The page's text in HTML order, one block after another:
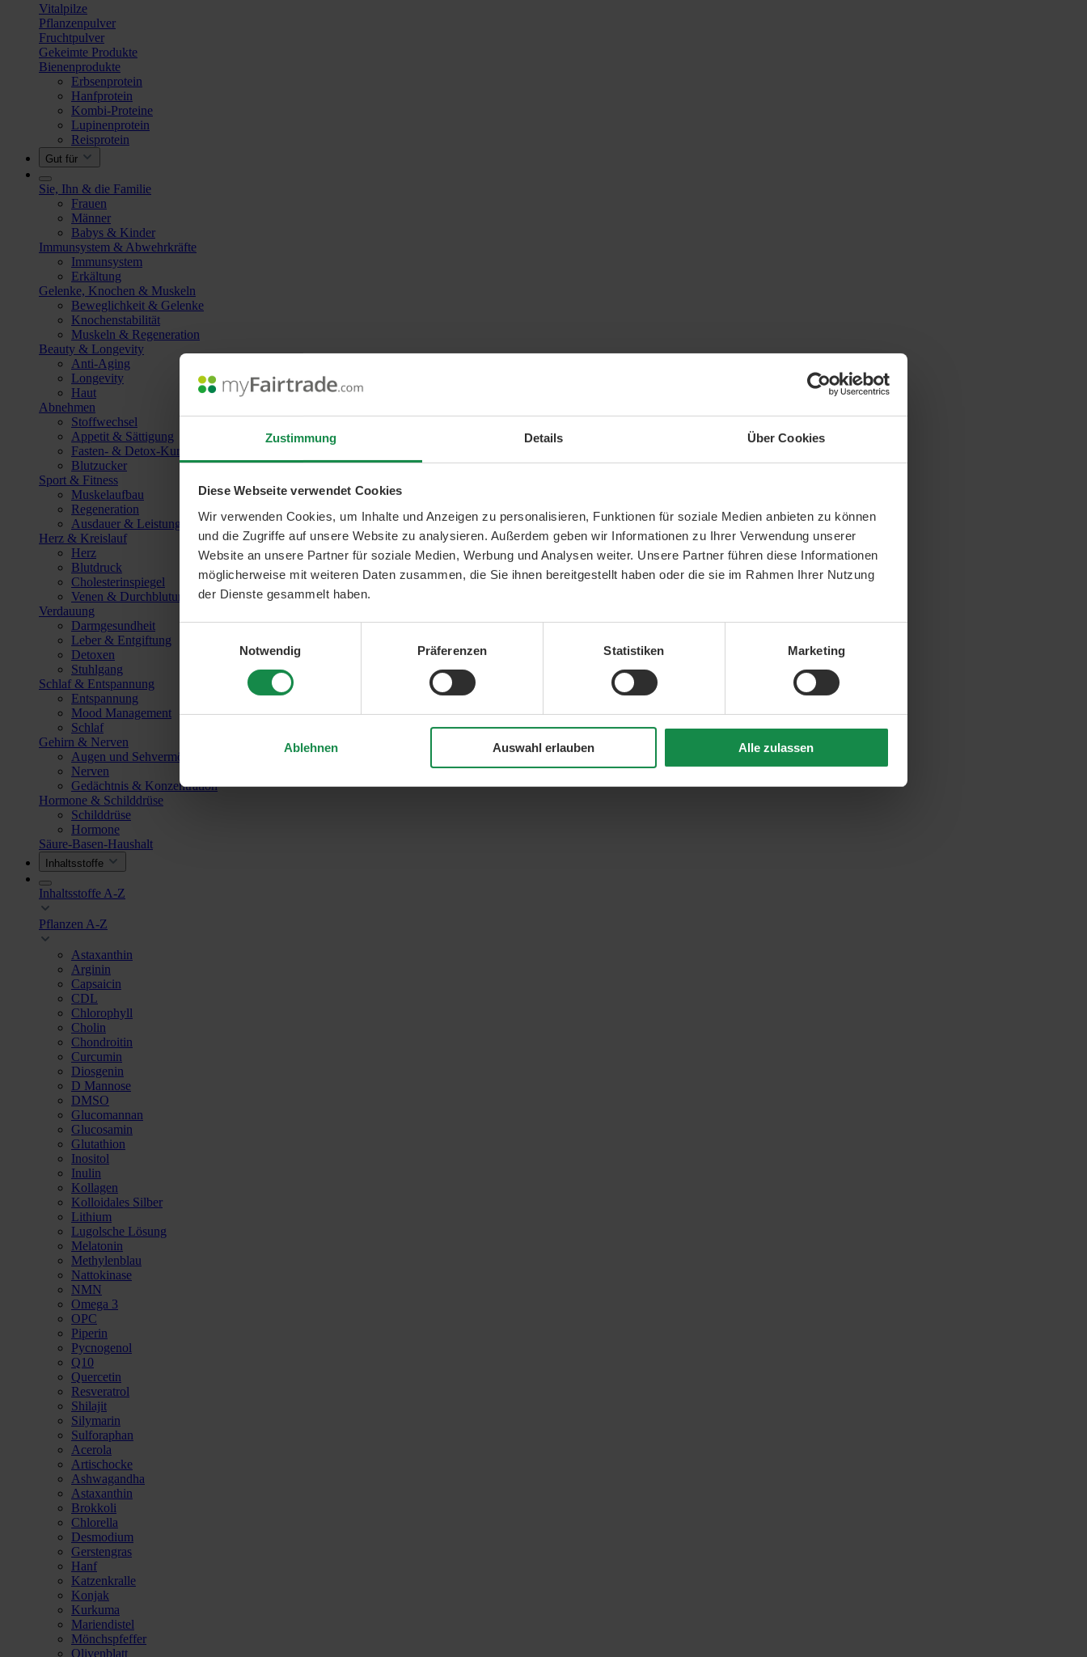
Zustimmung Details Über Cookies
Diese Webseite verwendet Cookies
Wir verwenden Cookies, um Inhalte und Anzeigen zu personalisieren, Funktionen für soziale Medien anbieten zu können
und die Zugriffe auf unsere Website zu analysieren. Außerdem geben wir Informationen zu Ihrer Verwendung unserer
Website an unsere Partner für soziale Medien, Werbung und Analysen weiter. Unsere Partner führen diese Informationen
möglicherweise mit weiteren Daten zusammen, die Sie ihnen bereitgestellt haben oder die sie im Rahmen Ihrer Nutzung
der Dienste gesammelt haben.
Notwendig
Präferenzen Statistiken Marketing
Ablehnen Auswahl erlauben Alle zulassen
Vitalpilze
Pflanzenpulver
Fruchtpulver
Gekeimte Produkte
Bienenprodukte
Erbsenprotein
Hanfprotein
Kombi-Proteine
Lupinenprotein
Reisprotein
Gut für
Sie, Ihn & die Familie
Frauen
Männer
Babys & Kinder
Immunsystem & Abwehrkräfte
Immunsystem
Erkältung
Gelenke, Knochen & Muskeln
Beweglichkeit & Gelenke
Knochenstabilität
Muskeln & Regeneration
Beauty & Longevity
Anti-Aging
Longevity
Haut
Abnehmen
Stoffwechsel
Appetit & Sättigung
Fasten- & Detox-Kuren
Blutzucker
Sport & Fitness
Muskelaufbau
Regeneration
Ausdauer & Leistungssteigerung
Herz & Kreislauf
Herz
Blutdruck
Cholesterinspiegel
Venen & Durchblutung
Verdauung
Darmgesundheit
Leber & Entgiftung
Detoxen
Stuhlgang
Schlaf & Entspannung
Entspannung
Mood Management
Schlaf
Gehirn & Nerven
Augen und Sehvermögen
Nerven
Gedächtnis & Konzentration
Hormone & Schilddrüse
Schilddrüse
Hormone
Säure-Basen-Haushalt
Inhaltsstoffe
Inhaltsstoffe A-Z
Pflanzen A-Z
Astaxanthin
Arginin
Capsaicin
CDL
Chlorophyll
Cholin
Chondroitin
Curcumin
Diosgenin
D Mannose
DMSO
Glucomannan
Glucosamin
Glutathion
Inositol
Inulin
Kollagen
Kolloidales Silber
Lithium
Lugolsche Lösung
Melatonin
Methylenblau
Nattokinase
NMN
Omega 3
OPC
Piperin
Pycnogenol
Q10
Quercetin
Resveratrol
Shilajit
Silymarin
Sulforaphan
Acerola
Artischocke
Ashwagandha
Astaxanthin
Brokkoli
Chlorella
Desmodium
Gerstengras
Hanf
Katzenkralle
Konjak
Kurkuma
Mariendistel
Mönchspfeffer
Olivenblatt